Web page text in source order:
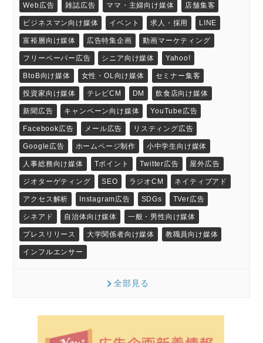
Web広告 雑誌広告 ママ・主婦向け媒体 店舗集客
ビジネスマン向け媒体 イベント 求人・採用 LINE
富裕層向け媒体 広告特集企画 動画マーケティング
フリーペーパー広告 シニア向け媒体 Yahoo!
BtoB向け媒体 女性・OL向け媒体 セミナー集客
投資家向け媒体 テレビCM DM 飲食店向け媒体
新聞広告 キャンペーン向け媒体 YouTube広告
Facebook広告 メール広告 リスティング広告
Google広告 ホームページ制作 小中学生向け媒体
人事総務向け媒体 Tポイント Twitter広告 屋外広告
ジオターゲティング SEO ラジオCM ネイティブアド
アクセス解析 Instagram広告 SDGs TVer広告
シネアド 自治体向け媒体 一般・男性向け媒体
プレスリリース 大学関係者向け媒体 教職員向け媒体
インフルエンサー
全部見る